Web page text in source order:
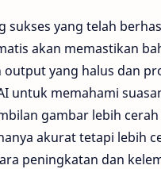
sukses yang telah
akan memastikan
output yang halus dan
untuk memahami
gambar lebih
akurat tetapi lebih
peningkatan dan